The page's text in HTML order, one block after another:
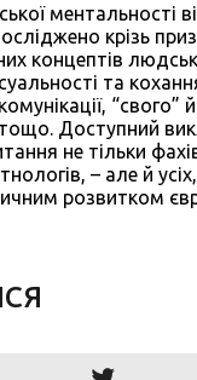
ментальності
крізь
концептів
та
“свого”
Доступний
не тільки
– але й
розвитком